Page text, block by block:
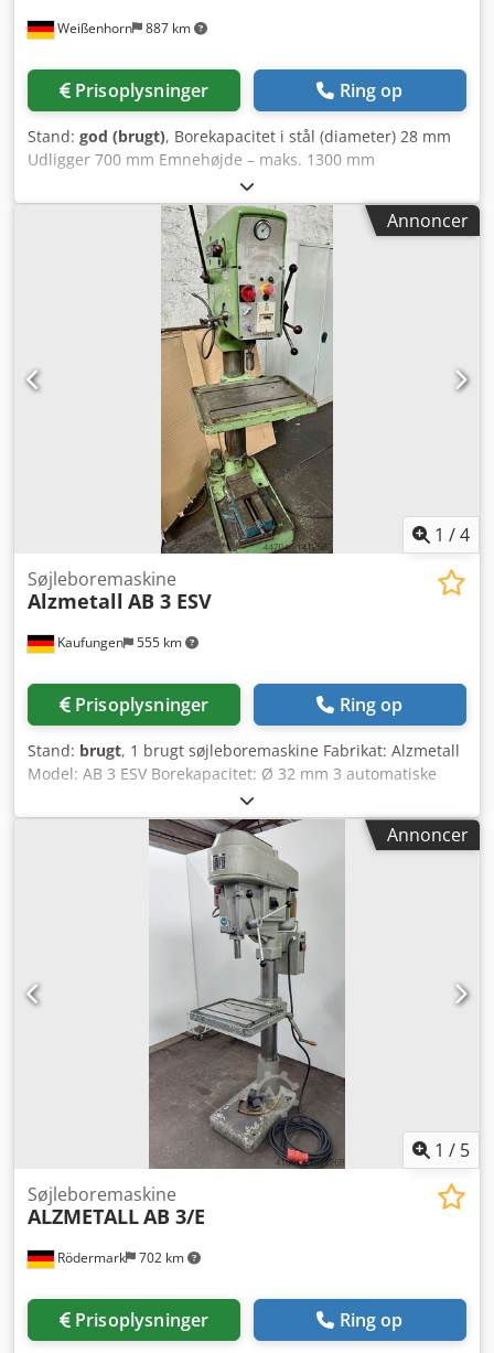
Weißenhorn 887 km
Prisoplysninger Ring op
Stand: god (brugt), Borekapacitet i stål (diameter) 28 mm
Udligger 700 mm Emnehøjde – maks. 1300 mm
Djdpfszfqmcjx Ac Dsck Værktøjsholder MK3 Fremføring
0,1–0,3 mm/omdr. Spindelomdrejningstal 100–1.220
omdr./min. Samlet effektbehov 1,4 kW Maskinvægt ca. 1,3 t
Pladsbehov ca. LBH 1,8 x 0,8 x 2,3 m inkl. firkantbord inkl.
borefremføring mekanisk spændeanordning
Annoncer
1 /4
Kaufungen 555 km
Søjleboremaskine
Alzmetall AB 3 ESV
Prisoplysninger Ring op
Stand: brugt, 1 brugt søjleboremaskine Fabrikat: Alzmetall
Model: AB 3 ESV Borekapacitet: Ø 32 mm 3 automatiske
boreføder Spindeloptagelse: MK 3 Dodpfx Acjyqr Dhe Djck
Afstand spindelnæse - bord: 545 mm Udladning: 290 mm
Spindelslag: 160 mm Søjlediameter: Ø 220 mm
Dimensioner: 1150 x 650 x 2000 mm Vægt: 850 kg
Annoncer
1 / 5
Rödermark 702 km
Søjleboremaskine
ALZMETALLAB 3/E
Prisoplysninger Ring op